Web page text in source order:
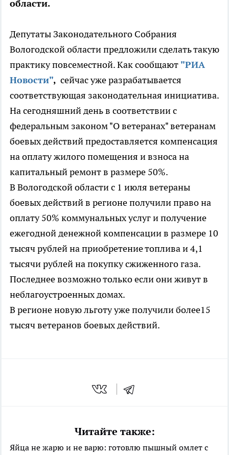
области.
Депутаты Законодательного Собрания
Вологодской области предложили сделать такую
практику повсеместной. Как сообщают "РИА
Новости", сейчас уже разрабатывается
соответствующая законодательная инициатива.
На сегодняшний день в соответствии с
федеральным законом "О ветеранах" ветеранам
боевых действий предоставляется компенсация
на оплату жилого помещения и взноса на
капитальный ремонт в размере 50%.
В Вологодской области с 1 июля ветераны
боевых действий в регионе получили право на
оплату 50% коммунальных услуг и получение
ежегодной денежной компенсации в размере 10
тысяч рублей на приобретение топлива и 4,1
тысячи рублей на покупку сжиженного газа.
Последнее возможно только если они живут в
неблагоустроенных домах.
В регионе новую льготу уже получили более15
тысяч ветеранов боевых действий.
Читайте также:
Яйца не жарю и не варю: готовлю пышный омлет с